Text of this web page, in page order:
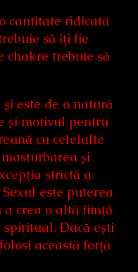
cantitate ridicată
să îți fie
chakre trebuie să
este de o natură
și motivul pentru
cu celelalte
și
strictă a
este puterea
a crea o altă ființă
Dacă ești
această forță